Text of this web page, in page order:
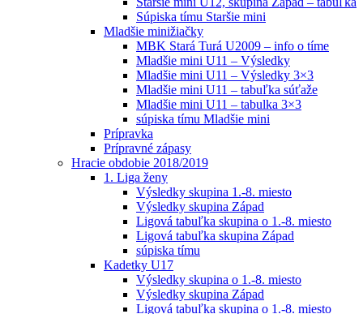
Súpiska tímu Staršie mini
Mladšie minižiačky
MBK Stará Turá U2009 – info o tíme
Mladšie mini U11 – Výsledky
Mladšie mini U11 – Výsledky 3×3
Mladšie mini U11 – tabuľka súťaže
Mladšie mini U11 – tabulka 3×3
súpiska tímu Mladšie mini
Prípravka
Prípravné zápasy
Hracie obdobie 2018/2019
1. Liga ženy
Výsledky skupina 1.-8. miesto
Výsledky skupina Západ
Ligová tabuľka skupina o 1.-8. miesto
Ligová tabuľka skupina Západ
súpiska tímu
Kadetky U17
Výsledky skupina o 1.-8. miesto
Výsledky skupina Západ
Ligová tabuľka skupina o 1.-8. miesto